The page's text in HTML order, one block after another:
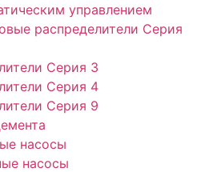
управлением
распределители Серия
Серия 3
Серия 4
Серия 9
насосы
насосы